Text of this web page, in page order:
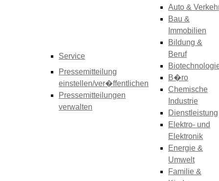
Service
Pressemitteilung
einstellen/ver�ffentlichen
Pressemitteilungen
verwalten
Auto &
Bau &
Immobilien
Bildung &
Beruf
B�ro
Chemische
Industrie
Dienstleistung
Elektro- und
Elektronik
Energie &
Umwelt
Familie &